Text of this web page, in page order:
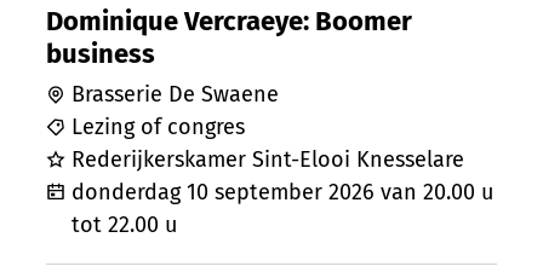
Dominique Vercraeye: Boomer
business
Brasserie De Swaene
Lezing of congres
Rederijkerskamer Sint-Elooi Knesselare
donderdag 10 september 2026 van 20.00 u
tot 22.00 u